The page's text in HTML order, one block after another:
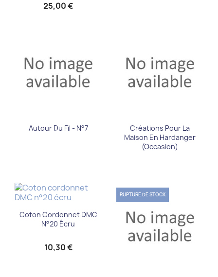
25,00 €
Autour Du Fil - N°7
Créations Pour La
Maison En Hardanger
(Occasion)
Coton Cordonnet DMC
N°20 Écru
10,30 €
RUPTURE DE STOCK